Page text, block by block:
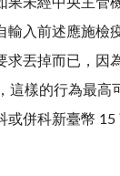
輸入前述應施檢
求丟掉而已，因
這樣的行為最高
或併科新臺幣 15